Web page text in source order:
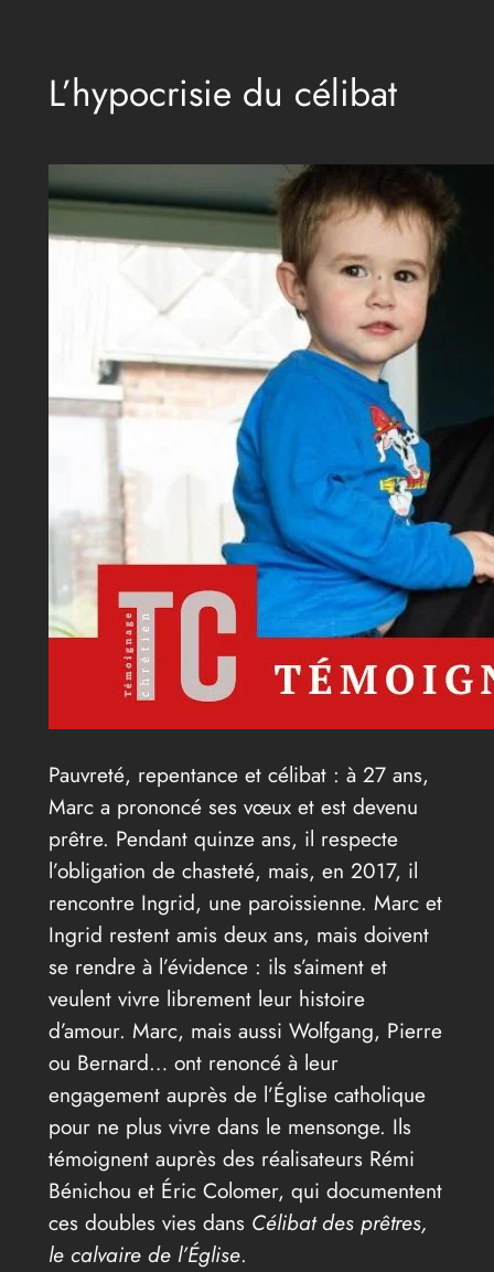
contenuL’hypocrisie du célibat
Pauvreté, repentance et célibat : à 27 ans,
Marc a prononcé ses vœux et est devenu
prêtre. Pendant quinze ans, il respecte
l’obligation de chasteté, mais, en 2017, il
rencontre Ingrid, une paroissienne. Marc et
Ingrid restent amis deux ans, mais doivent
se rendre à l’évidence : ils s’aiment et
veulent vivre librement leur histoire
d’amour. Marc, mais aussi Wolfgang, Pierre
ou Bernard… ont renoncé à leur
engagement auprès de l’Église catholique
pour ne plus vivre dans le mensonge. Ils
témoignent auprès des réalisateurs Rémi
Bénichou et Éric Colomer, qui documentent
ces doubles vies dans Célibat des prêtres,
le calvaire de l’Église.